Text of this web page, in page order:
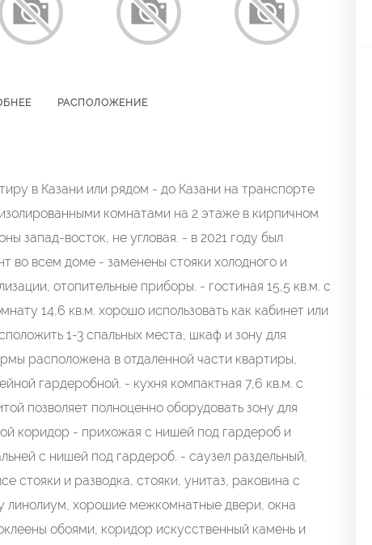
РАСПОЛОЖЕНИЕ
в Казани или рядом - до Казани на транспорте
комнатами на 2 этаже в кирпичном
запад-восток, не угловая. - в 2021 году был
во всем доме - заменены стояки холодного и
отопительные приборы. - гостиная 15,5 кв.м. с
14,6 кв.м. хорошо использовать как кабинет или
1-3 спальных места, шкаф и зону для
расположена в отдаленной части квартиры,
гардеробной. - кухня компактная 7,6 кв.м. с
позволяет полноценно оборудовать зону для
коридор - прихожая с нишей под гардероб и
с нишей под гардероб. - саузел раздельный,
стояки и разводка, стояки, унитаз, раковина с
линолиум, хорошие межкомнатные двери, окна
обоями, коридор искусственный камень и